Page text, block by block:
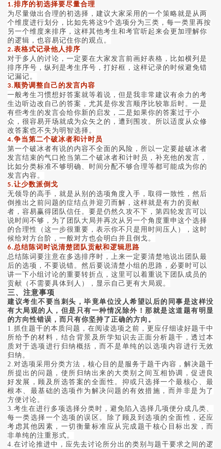
1.排序的初选择要尽量合理
为尽量做出合理的初选择，建议大家采用的一个策略就是从两
个维度进行划分，比如先将这9个选项分为三类，每一类里再按
另一个维度来排序，这样其他考生和考官听起来会更加理解你
的逻辑，也容易记住你的观点。
2.表格式记录他人排序
对于多人的讨论，一定要在大家发言前画好表格，比如横列是
排序序号，纵列是考生序号，打好框，这样记录的时候避免错
记漏记。
3.顺势调整自己的发言内容
一般考生习惯想好答案就等着说，但是我非常建议有余力的考
生边听边改自己的答案，尤其是你发言顺序比较靠后时。一是
有些考生的发言会给你新的启发，二是如果你的答案过于小
众，很容易开场就成为众矢之的，遭到围攻。所以适度从众修
改答案也不失为明智选择。
4.争当第二个破冰者和计时员
第一个破冰者有说的内容不全面的风险，所以一定要趁破冰者
发言结束的气口抢当第二个破冰者和计时员，补充他的发言，
比如分类标准不够明确、时间分配不够合理等都可能成为你的
发言内容。
5.让少数派倒戈
无领导的高手，就是从别的选项角度入手，取得一致性，然后
倒推出之前问题的症结点并迎刃而解，这样就是有力的贡献
者，容易赢得团队信任。要是仍然久攻不下，第四轮发言可以
说时间不够，为了团队大局并再次从另一个角度重申这个选择
的合理性（这一步很重要，表示你不只是用时间压人），这时
候给对方台阶，一般对方也会明白并且倒戈。
6.总结陈词时说清楚团队贡献和逻辑思路
总结陈词要注意在多选排序时，上来一定要清楚地说出团队最
后的选项，不要说错。然后要说清楚小组的思路，必要时可以
讲一下小组讨论的重要转折点，这里可以着重说下团队成员的
贡献（不需要具体到人），显示自己更有大局观。
三、 注意事项
建议考生不要当刺头，毕竟单位没人希望以后的同事是这样没
有大局观的人，但是只有一种情况除外！那就是这道题有明显
的方向性错误，而只有你坚持了正确的方向。
1.抓住题干的本质问题，在阅读选项之前，更应仔细读好题干中
所给予的材料，结合背景及所学知识去正面分析题干，透过本
质对于选项进行归纳概括，而不是单纯的以选项内容进行无效
归纳。
2.对选项采用分类方法，核心目的是服务于题干内容，解决题干
所提出的问题，使所归纳出来的大类别之间互相协调，促进良
好发展，顾及所选答案的全面性。抑或只选择一个最核心、最
根本、最基础的选项作为解决问题的有效措施，而并非是为了
方便讨论。
3.考生在进行多项选择分类时，避免陷入选择几项便分成几类、
每一类选择一个选项的误区。除了顾及到选项的全面性，还应
考虑其他因素，一切衡量标准应从完成题干核心目标出发，而
非单纯的注重形式。
4.在讨论推进中，应先去讨论所分出的类别与题干要求之间的逻